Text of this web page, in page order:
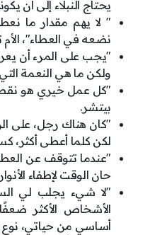
يحتاج النبلاء إلى أن
" لا يهم مقدار ما
نضعه في العطاء"، الأم
"يجب على المرء أن
ولكن ما هي النعمة
"كل عمل خيري هو
بيتشر.
"كان هناك رجل، على
لكن كلما أعطى أكثر،
"عندما تتوقف عن
حان الوقت لإطفاء
"لا شيء يجلب لي
الأشخاص الأكثر
أساسي من حياتي، نوع